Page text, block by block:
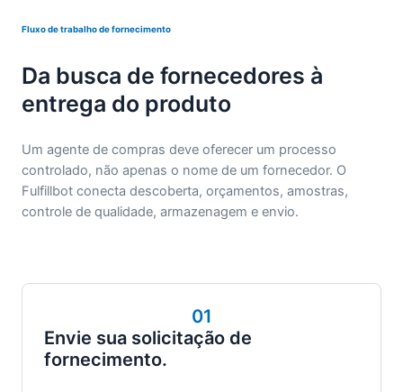
Fluxo de trabalho de fornecimento
Da busca de fornecedores à
entrega do produto
Um agente de compras deve oferecer um processo
controlado, não apenas o nome de um fornecedor. O
Fulfillbot conecta descoberta, orçamentos, amostras,
controle de qualidade, armazenagem e envio.
01
Envie sua solicitação de
fornecimento.